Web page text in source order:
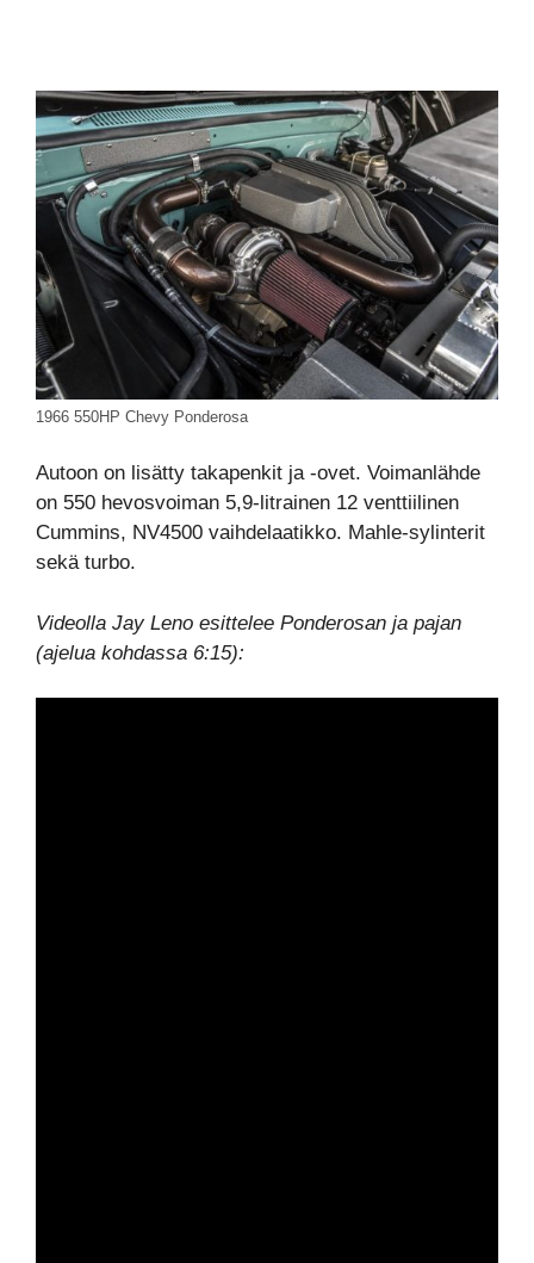
1966 550HP Chevy Ponderosa
Autoon on lisätty takapenkit ja -ovet. Voimanlähde
on 550 hevosvoiman 5,9-litrainen 12 venttiilinen
Cummins, NV4500 vaihdelaatikko. Mahle-sylinterit
sekä turbo.
Videolla Jay Leno esittelee Ponderosan ja pajan
(ajelua kohdassa 6:15):